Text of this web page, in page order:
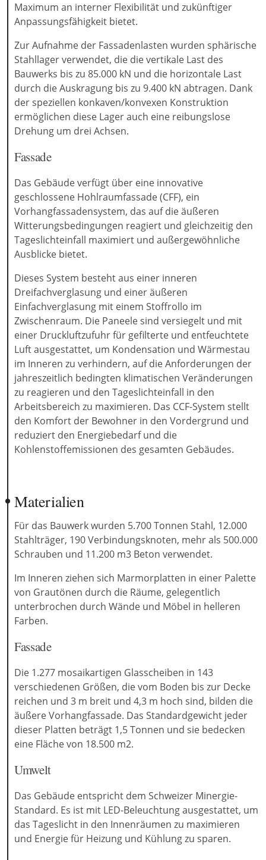
Maximum an interner Flexibilität und zukünftiger
Anpassungsfähigkeit bietet.
Zur Aufnahme der Fassadenlasten wurden sphärische
Stahllager verwendet, die die vertikale Last des
Bauwerks bis zu 85.000 kN und die horizontale Last
durch die Auskragung bis zu 9.400 kN abtragen. Dank
der speziellen konkaven/konvexen Konstruktion
ermöglichen diese Lager auch eine reibungslose
Drehung um drei Achsen.
Fassade
Das Gebäude verfügt über eine innovative
geschlossene Hohlraumfassade (CFF), ein
Vorhangfassadensystem, das auf die äußeren
Witterungsbedingungen reagiert und gleichzeitig den
Tageslichteinfall maximiert und außergewöhnliche
Ausblicke bietet.
Dieses System besteht aus einer inneren
Dreifachverglasung und einer äußeren
Einfachverglasung mit einem Stoffrollo im
Zwischenraum. Die Paneele sind versiegelt und mit
einer Druckluftzufuhr für gefilterte und entfeuchtete
Luft ausgestattet, um Kondensation und Wärmestau
im Inneren zu verhindern, auf die Anforderungen der
jahreszeitlich bedingten klimatischen Veränderungen
zu reagieren und den Tageslichteinfall in den
Arbeitsbereich zu maximieren. Das CCF-System stellt
den Komfort der Bewohner in den Vordergrund und
reduziert den Energiebedarf und die
Kohlenstoffemissionen des gesamten Gebäudes.
Materialien
Für das Bauwerk wurden 5.700 Tonnen Stahl, 12.000
Stahlträger, 190 Verbindungsknoten, mehr als 500.000
Schrauben und 11.200 m3 Beton verwendet.
Im Inneren ziehen sich Marmorplatten in einer Palette
von Grautönen durch die Räume, gelegentlich
unterbrochen durch Wände und Möbel in helleren
Farben.
Fassade
Die 1.277 mosaikartigen Glasscheiben in 143
verschiedenen Größen, die vom Boden bis zur Decke
reichen und 3 m breit und 4,3 m hoch sind, bilden die
äußere Vorhangfassade. Das Standardgewicht jeder
dieser Platten beträgt 1,5 Tonnen und sie bedecken
eine Fläche von 18.500 m2.
Umwelt
Das Gebäude entspricht dem Schweizer Minergie-
Standard. Es ist mit LED-Beleuchtung ausgestattet, um
das Tageslicht in den Innenräumen zu maximieren
und Energie für Heizung und Kühlung zu sparen.